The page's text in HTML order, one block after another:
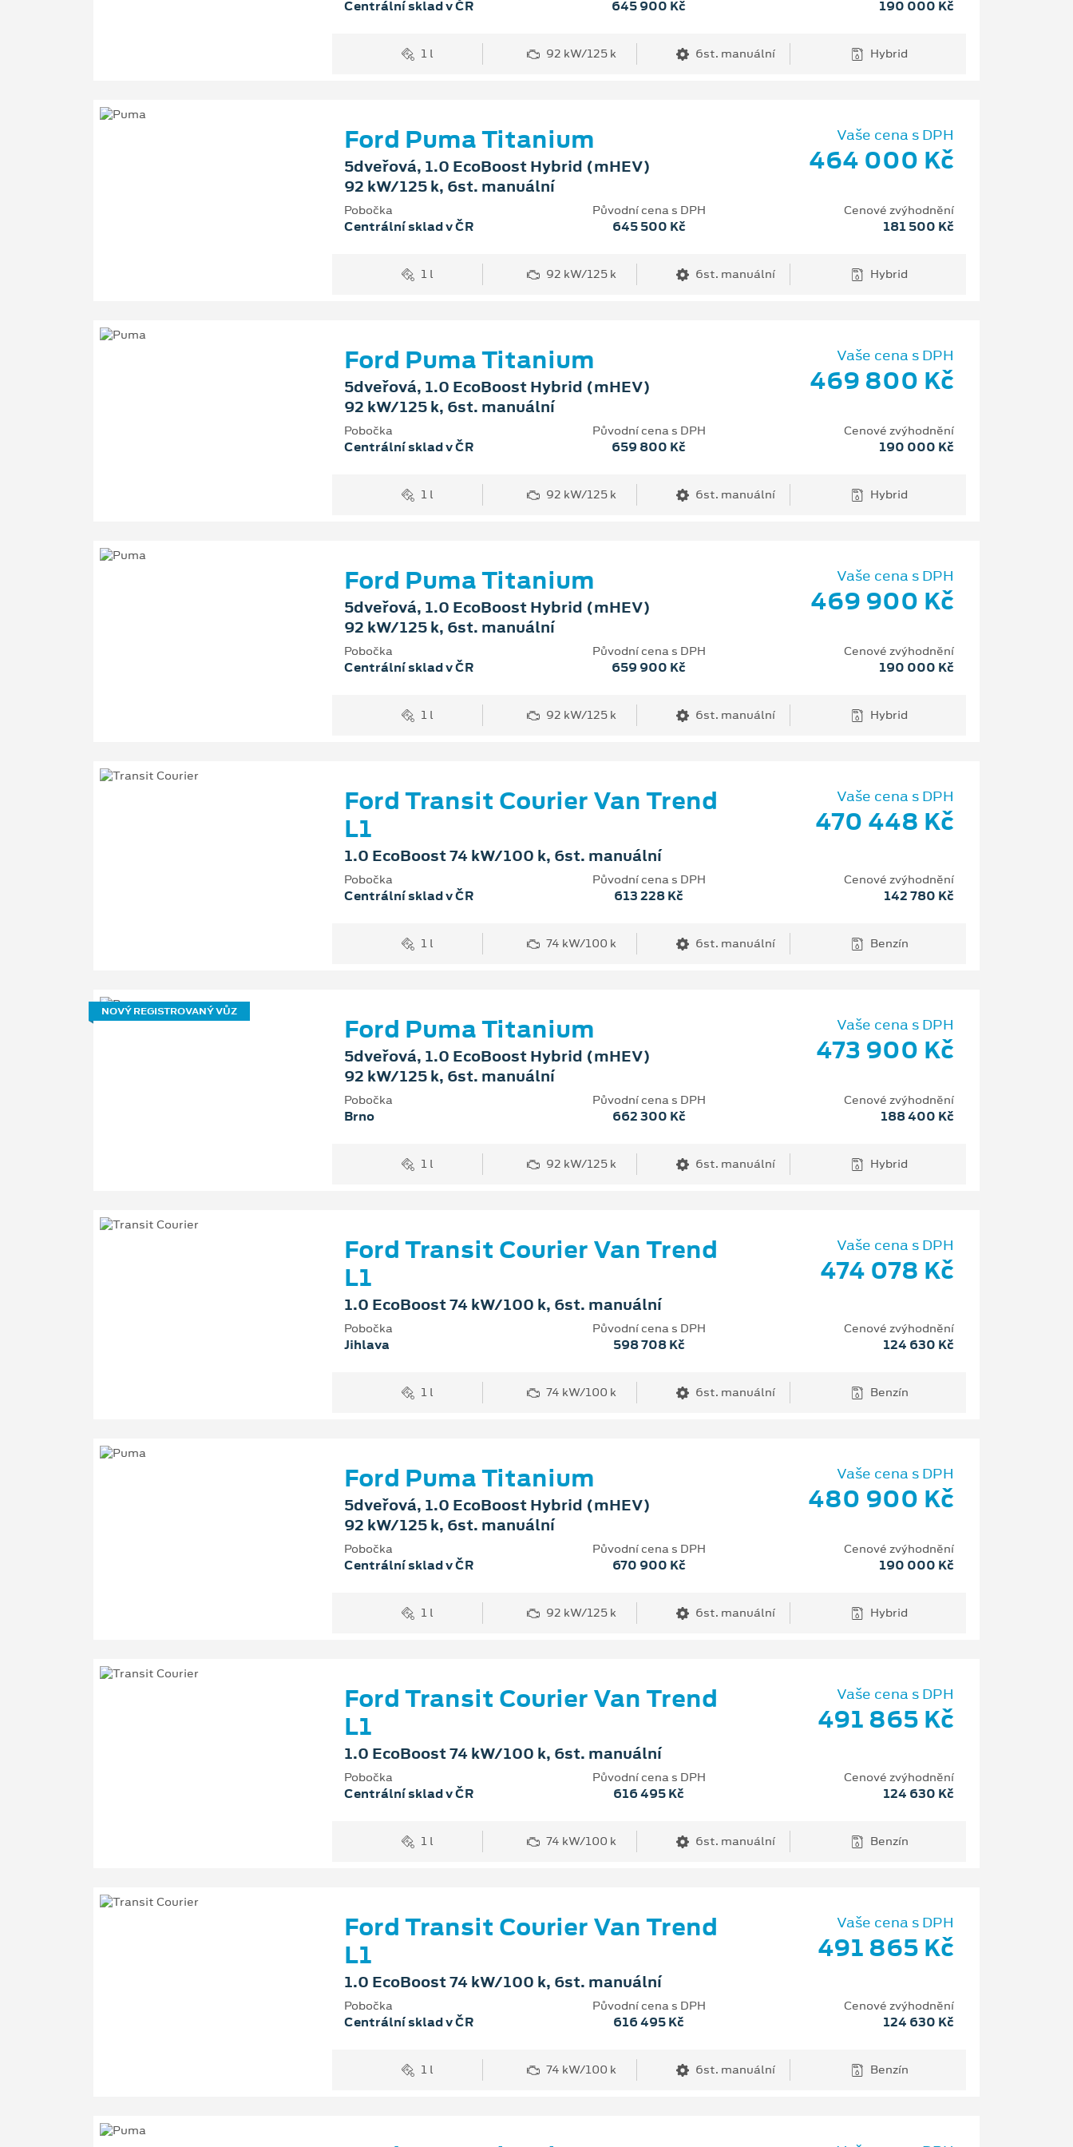
Centrální sklad v ČR 645 900 Kč 190 000 Kč
1 l 92 kW/125 k 6st. manuální Hybrid
Ford Puma Titanium
5dveřová, 1.0 EcoBoost Hybrid (mHEV)
92 kW/125 k, 6st. manuální
Vaše cena s DPH
464 000 Kč
Pobočka
Centrální sklad v ČR
Původní cena s DPH
645 500 Kč
Cenové zvýhodnění
181 500 Kč
1 l 92 kW/125 k 6st. manuální Hybrid
Ford Puma Titanium
5dveřová, 1.0 EcoBoost Hybrid (mHEV)
92 kW/125 k, 6st. manuální
Vaše cena s DPH
469 800 Kč
Pobočka
Centrální sklad v ČR
Původní cena s DPH
659 800 Kč
Cenové zvýhodnění
190 000 Kč
1 l 92 kW/125 k 6st. manuální Hybrid
Ford Puma Titanium
5dveřová, 1.0 EcoBoost Hybrid (mHEV)
92 kW/125 k, 6st. manuální
Vaše cena s DPH
469 900 Kč
Pobočka
Centrální sklad v ČR
Původní cena s DPH
659 900 Kč
Cenové zvýhodnění
190 000 Kč
1 l 92 kW/125 k 6st. manuální Hybrid
Ford Transit Courier Van Trend
L1
1.0 EcoBoost 74 kW/100 k, 6st. manuální
Vaše cena s DPH
470 448 Kč
Pobočka
Centrální sklad v ČR
Původní cena s DPH
613 228 Kč
Cenové zvýhodnění
142 780 Kč
1 l 74 kW/100 k 6st. manuální Benzín
NOVÝ REGISTROVANÝ VŮZ
Ford Puma Titanium
5dveřová, 1.0 EcoBoost Hybrid (mHEV)
92 kW/125 k, 6st. manuální
Vaše cena s DPH
473 900 Kč
Pobočka
Brno
Původní cena s DPH
662 300 Kč
Cenové zvýhodnění
188 400 Kč
1 l 92 kW/125 k 6st. manuální Hybrid
Ford Transit Courier Van Trend
L1
1.0 EcoBoost 74 kW/100 k, 6st. manuální
Vaše cena s DPH
474 078 Kč
Pobočka
Jihlava
Původní cena s DPH
598 708 Kč
Cenové zvýhodnění
124 630 Kč
1 l 74 kW/100 k 6st. manuální Benzín
Ford Puma Titanium
5dveřová, 1.0 EcoBoost Hybrid (mHEV)
92 kW/125 k, 6st. manuální
Vaše cena s DPH
480 900 Kč
Pobočka
Centrální sklad v ČR
Původní cena s DPH
670 900 Kč
Cenové zvýhodnění
190 000 Kč
1 l 92 kW/125 k 6st. manuální Hybrid
Ford Transit Courier Van Trend
L1
1.0 EcoBoost 74 kW/100 k, 6st. manuální
Vaše cena s DPH
491 865 Kč
Pobočka
Centrální sklad v ČR
Původní cena s DPH
616 495 Kč
Cenové zvýhodnění
124 630 Kč
1 l 74 kW/100 k 6st. manuální Benzín
Ford Transit Courier Van Trend
L1
1.0 EcoBoost 74 kW/100 k, 6st. manuální
Vaše cena s DPH
491 865 Kč
Pobočka
Centrální sklad v ČR
Původní cena s DPH
616 495 Kč
Cenové zvýhodnění
124 630 Kč
1 l 74 kW/100 k 6st. manuální Benzín